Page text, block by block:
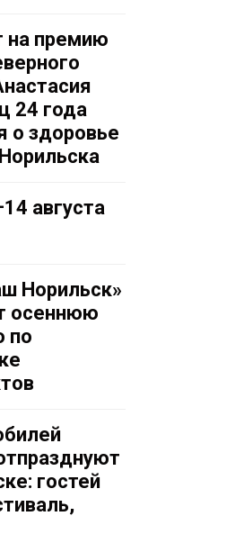
на премию
24 года
о здоровье
августа
Норильск»
осеннюю
по
гостей